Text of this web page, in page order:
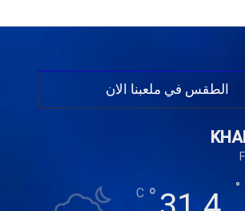
الطقس في ملعبنا الان
°
C °